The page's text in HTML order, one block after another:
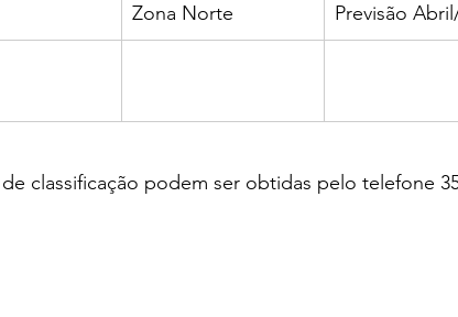
Zona Norte Previsão
classificação podem ser obtidas pelo telefone